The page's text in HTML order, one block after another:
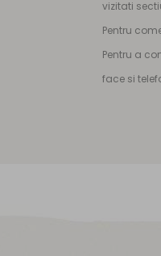
vizitati
Pentru
Pentru a
face si